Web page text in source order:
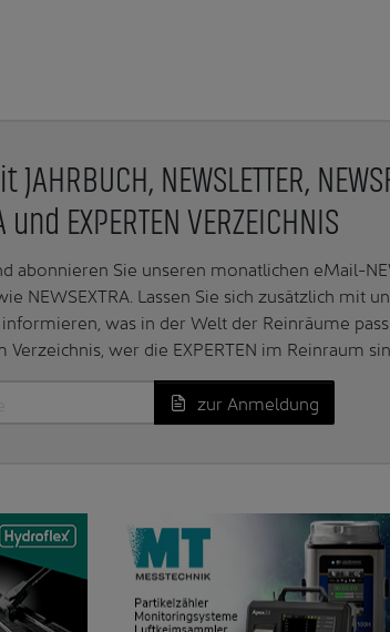
NEWSLETTER,
und EXPERTEN VERZEICHNIS
abonnieren Sie unseren monatlichen eMail-
NEWSEXTRA. Lassen Sie sich zusätzlich mit
informieren, was in der Welt der Reinräume
wer die EXPERTEN im Reinraum
zur Anmeldung